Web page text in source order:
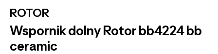
ROTOR
Wspornik dolny Rotor bb4224 bb
ceramic